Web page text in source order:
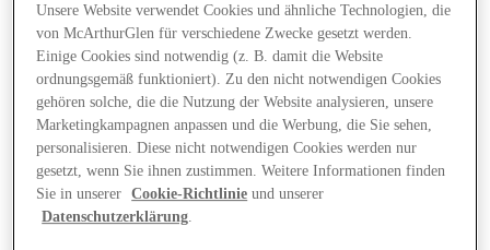
Unsere Website verwendet Cookies und ähnliche Technologien, die
von McArthurGlen für verschiedene Zwecke gesetzt werden.
Einige Cookies sind notwendig (z. B. damit die Website
ordnungsgemäß funktioniert). Zu den nicht notwendigen Cookies
gehören solche, die die Nutzung der Website analysieren, unsere
Marketingkampagnen anpassen und die Werbung, die Sie sehen,
personalisieren. Diese nicht notwendigen Cookies werden nur
gesetzt, wenn Sie ihnen zustimmen. Weitere Informationen finden
Sie in unserer
Cookie-Richtlinie und unserer
Datenschutzerklärung